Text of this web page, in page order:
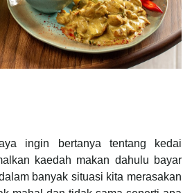
ingin bertanya tentang kedai
kaedah makan dahulu bayar
banyak situasi kita merasakan